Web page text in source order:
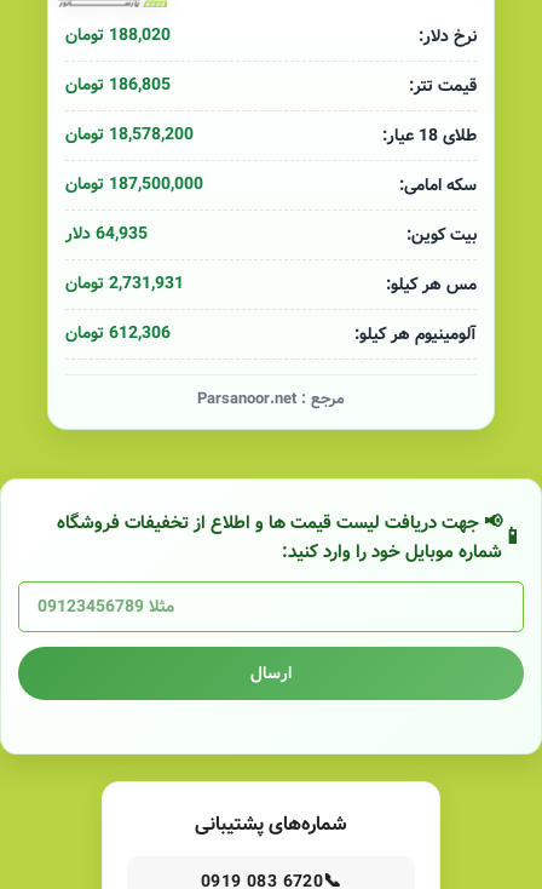
نرخ دلار:
188,020 تومان
قیمت تتر:
186,805 تومان
طلای 18 عیار:
18,578,200 تومان
سکه امامی:
187,500,000 تومان
بیت کوین:
64,935 دلار
مس هر کیلو:
2,731,931 تومان
آلومینیوم هر کیلو:
612,306 تومان
مرجع : Parsanoor.net
📢 جهت دریافت لیست قیمت ها و اطلاع از تخفیفات فروشگاه
شماره موبایل خود را وارد کنید:
ارسال
شماره‌های پشتیبانی
📞
0919 083 6720